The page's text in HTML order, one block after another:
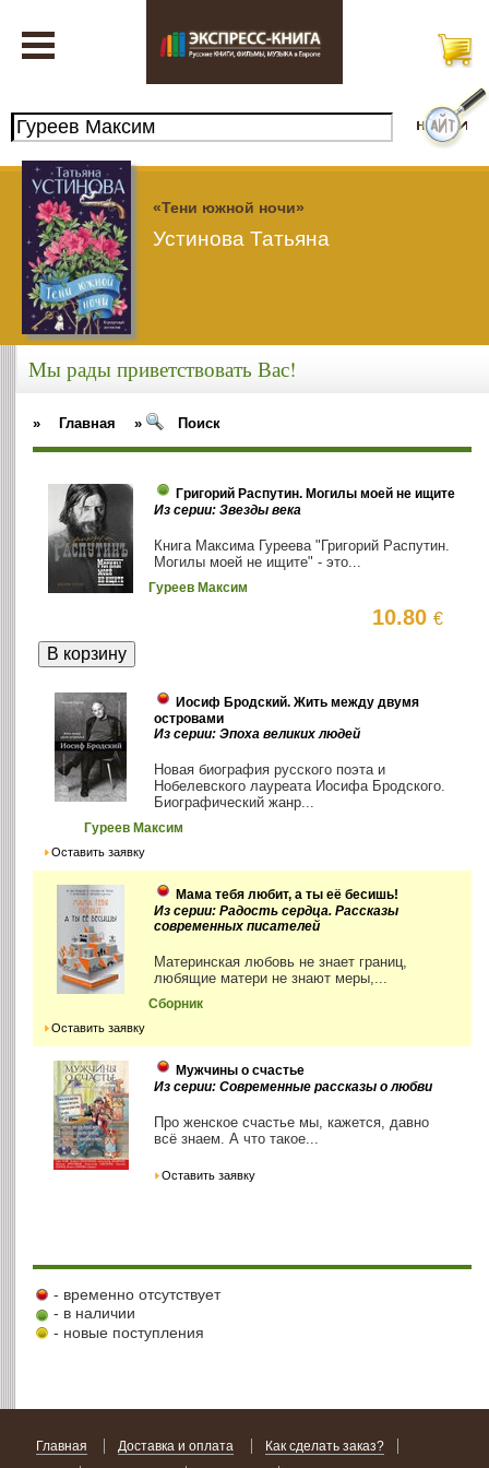
«Тени южной ночи»
Устинова Татьяна
Мы рады приветствовать Вас!
» Главная » Поиск
Григорий Распутин. Могилы моей не ищите
Из серии: Звезды века
Книга Максима Гуреева "Григорий Распутин.
Могилы моей не ищите" - это...
Гуреев Максим
10.80€
Иосиф Бродский. Жить между двумя
островами
Из серии: Эпоха великих людей
Новая биография русского поэта и
Нобелевского лауреата Иосифа Бродского.
Биографический жанр...
Гуреев Максим
Оставить заявку
Мама тебя любит, а ты её бесишь!
Из серии: Радость сердца. Рассказы
современных писателей
Материнская любовь не знает границ,
любящие матери не знают меры,...
Сборник
Оставить заявку
Мужчины о счастье
Из серии: Современные рассказы о любви
Про женское счастье мы, кажется, давно
всё знаем. А что такое...
Оставить заявку
- временно отсутствует
- в наличии
- новые поступления
Главная Доставка и оплата
Как сделать заказ?